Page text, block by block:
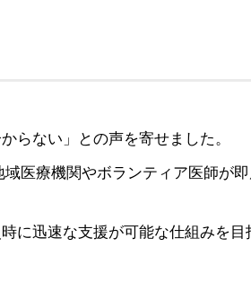
らない」との声を寄せました。
医療機関やボランティア医師が
に迅速な支援が可能な仕組みを目